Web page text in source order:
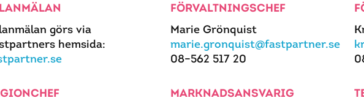
görs via
hemsida:
FÖRVALTNINGSCHEF
Marie Grönquist
marie.gronquist@fastpartner.se
08–562 517 20
MARKNADSANSVARIG